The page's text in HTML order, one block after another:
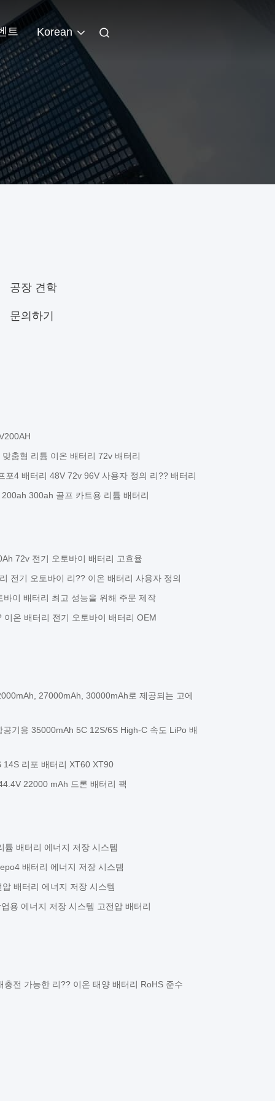
트 Korean
공장 견학
문의하기
춤형 리튬 이온 배터리 72v 배터리
4 배터리 48V 72v 96V 사용자 정의 리?? 배터리
300ah 골프 카트용 리튬 배터리
72v 전기 오토바이 배터리 고효율
전기 오토바이 리?? 이온 배터리 사용자 정의
이 배터리 최고 성능을 위해 주문 제작
온 배터리 전기 오토바이 배터리 OEM
27000mAh, 30000mAh로 제공되는 고에
기용 35000mAh 5C 12S/6S High-C 속도 LiPo 배
14S 리포 배터리 XT60 XT90
22000 mAh 드론 배터리 팩
튬 배터리 에너지 저장 시스템
배터리 에너지 저장 시스템
배터리 에너지 저장 시스템
용 에너지 저장 시스템 고전압 배터리
전 가능한 리?? 이온 태양 배터리 RoHS 준수